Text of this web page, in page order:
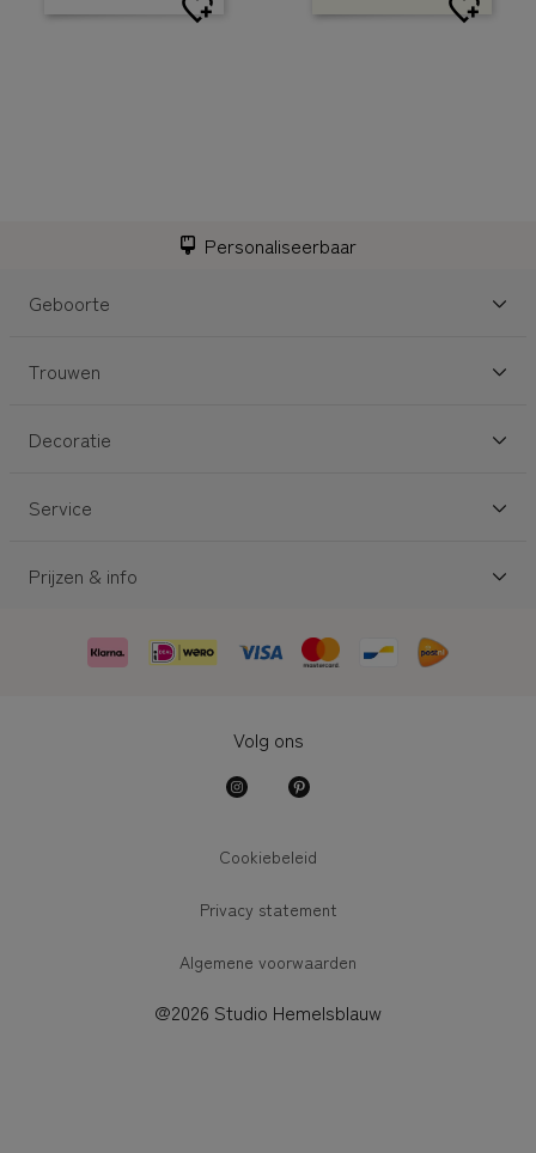
Personaliseerbaar
Geboorte
Trouwen
Decoratie
Service
Prijzen & info
Volg ons
Cookiebeleid
Privacy statement
Algemene voorwaarden
@2026 Studio Hemelsblauw